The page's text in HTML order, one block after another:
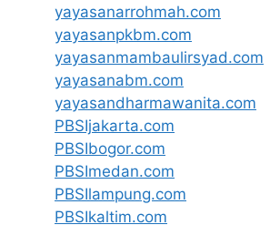
yayasanarrohmah.com
yayasanpkbm.com
yayasanmambaulirsyad.com
yayasanabm.com
yayasandharmawanita.com
PBSIjakarta.com
PBSIbogor.com
PBSImedan.com
PBSIlampung.com
PBSIkaltim.com